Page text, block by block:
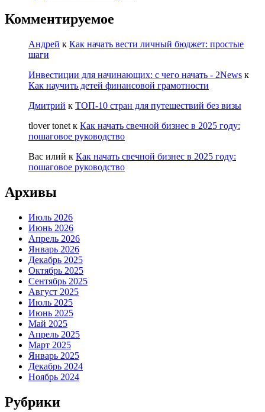
Комментируемое
Андрей к Как начать вести личный бюджет: простые
шаги
Инвестиции для начинающих: с чего начать - 2News к
Как научить детей финансовой грамотности
Дмитрий к ТОП-10 стран для путешествий без визы
tlover tonet к Как начать свечной бизнес в 2025 году:
пошаговое руководство
Вас илий к Как начать свечной бизнес в 2025 году:
пошаговое руководство
Архивы
Июль 2026
Июнь 2026
Апрель 2026
Январь 2026
Декабрь 2025
Октябрь 2025
Сентябрь 2025
Август 2025
Июль 2025
Июнь 2025
Май 2025
Апрель 2025
Март 2025
Январь 2025
Декабрь 2024
Ноябрь 2024
Рубрики